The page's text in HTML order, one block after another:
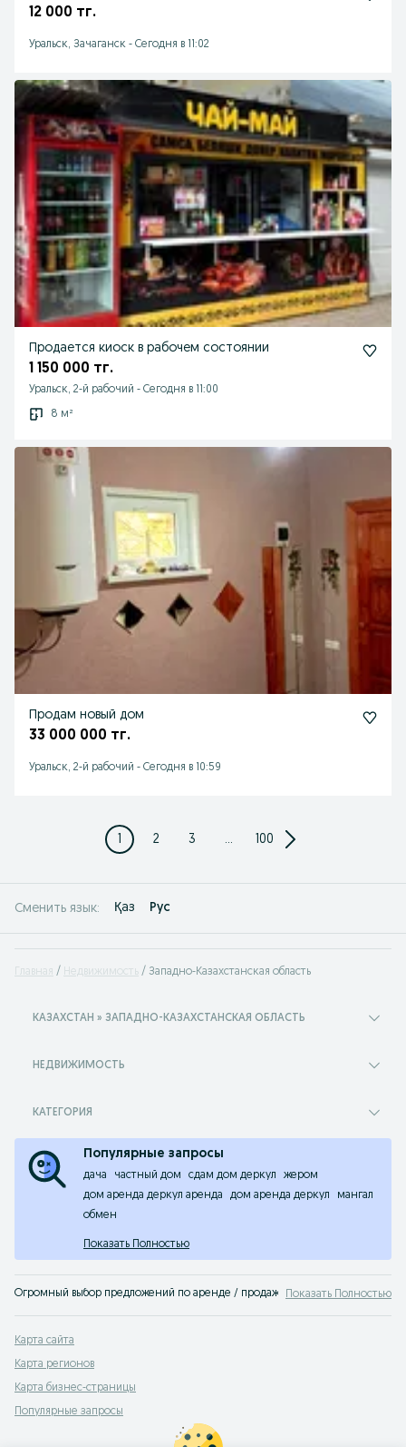
12 000 тг.
Уральск, Зачаганск - Сегодня в 11:02
Продается киоск в рабочем состоянии
1 150 000 тг.
Уральск, 2-й рабочий - Сегодня в 11:00
8 м²
Продам новый дом
33 000 000 тг.
Уральск, 2-й рабочий - Сегодня в 10:59
1 2 3 ... 100
Сменить язык: Қаз Рус
Главная Недвижимость Западно-Казахстанская область
КАЗАХСТАН » ЗАПАДНО-КАЗАХСТАНСКАЯ ОБЛАСТЬ
НЕДВИЖИМОСТЬ
КАТЕГОРИЯ
Популярные запросы
дача частный дом сдам дом деркул
жером
дом аренда деркул аренда
дом аренда деркул
мангал
обмен
Показать Полностью
Огромный выбор предложений по аренде / продаже недвижимости
Показать Полностью
Карта сайта
Карта регионов
Карта бизнес-страницы
Популярные запросы